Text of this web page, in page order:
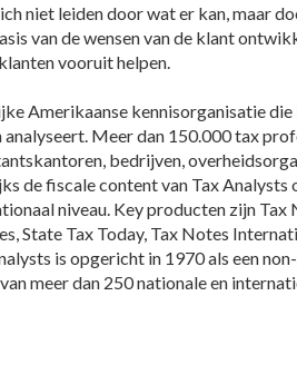
niet leiden door wat er kan, maar
van de wensen van de klant
vooruit helpen.
Amerikaanse kennisorganisatie
Meer dan 150.000 tax
bedrijven,
de fiscale content van Tax Analysts
niveau. Key producten zijn Tax
State Tax Today, Tax Notes
is opgericht in 1970 als een
meer dan 250 nationale en